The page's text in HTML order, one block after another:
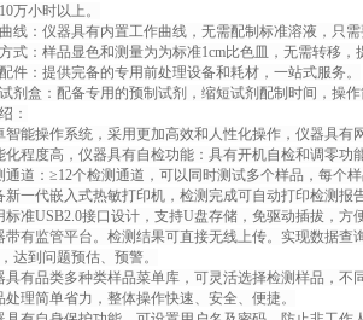
万小时以上。
线：仪器具有内置工作曲线，无需配制标准溶液，只
式：样品显色和测量为为标准1cm比色皿，无需转移，
件：提供完备的专用前处理设备和耗材，一站式服务。
剂盒：配备专用的预制试剂，缩短试剂配制时间，操作
：
智能操作系统，采用更加高效和人性化操作，仪器具有
化程度高，仪器具有自检功能：具有开机自检和调零功
通道：≥12个检测通道，可以同时测试多个样品，每个
新一代嵌入式热敏打印机，检测完成可自动打印检测报
标准USB2.0接口设计，支持U盘存储，免驱动插拔，方
带有监管平台。检测结果可直接无线上传。实现数据
达到问题预估、预警。
具有品类多种类样品菜单库，可灵活选择检测样品，不
处理简单省力，整体操作快速、安全、便捷。